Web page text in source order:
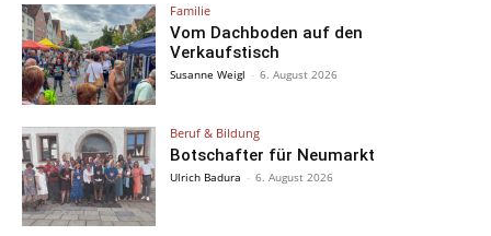
Familie
Vom Dachboden auf den
Verkaufstisch
Susanne Weigl - 6. August 2026
Beruf & Bildung
Botschafter für Neumarkt
Ulrich Badura - 6. August 2026